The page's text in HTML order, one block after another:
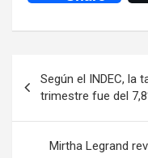
ce
b
o
k
tt
er
at
s
p
p
de
entradas
Según el INDEC, la
trimestre fue del
Mirtha Legrand